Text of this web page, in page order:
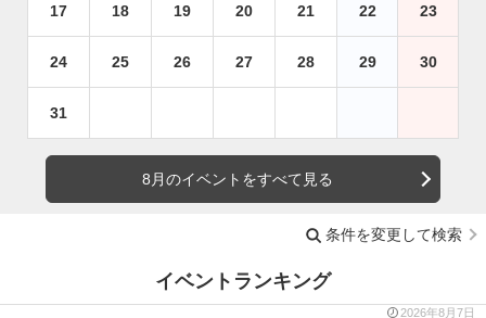
17 18 19 20 21 22 23
24 25 26 27 28 29 30
31
8月のイベントをすべて見る
条件を変更して検索
イベントランキング
2026年8月7日